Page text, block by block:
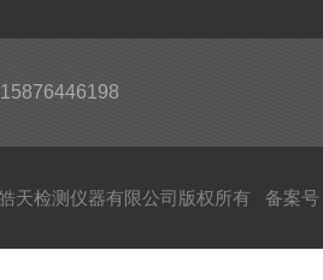
天检测仪器有限公司版权所有 备案号